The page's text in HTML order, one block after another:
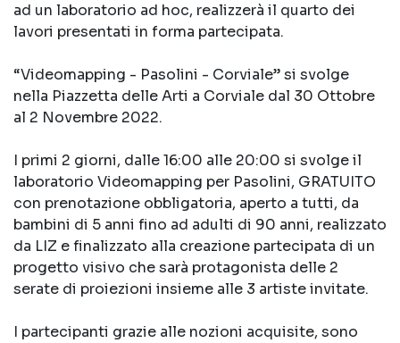
ad un laboratorio ad hoc, realizzerà il quarto dei
lavori presentati in forma partecipata.
“Videomapping - Pasolini - Corviale” si svolge
nella Piazzetta delle Arti a Corviale dal 30 Ottobre
al 2 Novembre 2022.
I primi 2 giorni, dalle 16:00 alle 20:00 si svolge il
laboratorio Videomapping per Pasolini, GRATUITO
con prenotazione obbligatoria, aperto a tutti, da
bambini di 5 anni fino ad adulti di 90 anni, realizzato
da LIZ e finalizzato alla creazione partecipata di un
progetto visivo che sarà protagonista delle 2
serate di proiezioni insieme alle 3 artiste invitate.
I partecipanti grazie alle nozioni acquisite, sono